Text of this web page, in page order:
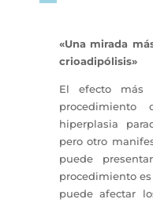
«Una mirada
crioadipólisis»
El efecto más
hiperplasia
pero otro
puede
procedimiento
puede afectar